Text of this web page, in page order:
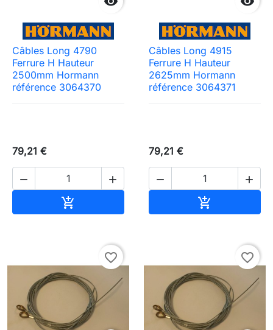
Câbles Long 4790
Ferrure H Hauteur
2500mm Hormann
référence 3064370
79,21 €
 

Câbles Long 4915
Ferrure H Hauteur
2625mm Hormann
référence 3064371
79,21 €
 

favorite_border favorite_border